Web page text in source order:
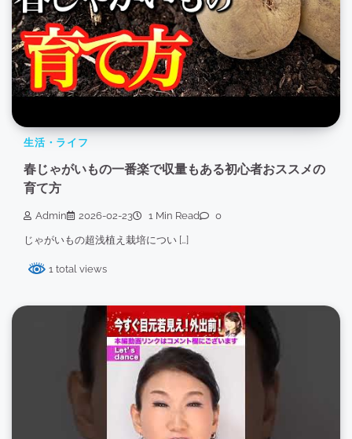
生活・ライフ
春じゃがいもの一番楽で収量もある初心者おススメの
育て方
Admin 2026-02-23 1 Min Read 0
じゃがいもの超浅植え栽培につい […]
1 total views